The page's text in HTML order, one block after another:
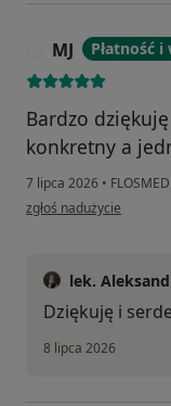
MJ Płatność
Bardzo
konkretny a
7 lipca 2026 • FLOSMED
w opinii użytkownika MJ
zgłoś nadużycie
lek.
Dziękuję i
8 lipca 2026